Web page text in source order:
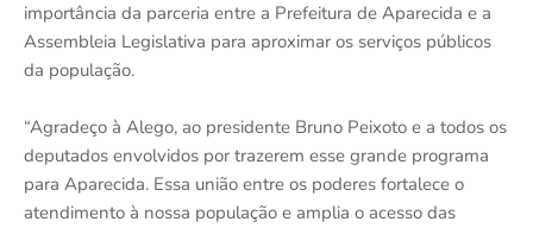
importância da parceria entre a Prefeitura de Aparecida e a
Assembleia Legislativa para aproximar os serviços públicos
da população.
“Agradeço à Alego, ao presidente Bruno Peixoto e a todos os
deputados envolvidos por trazerem esse grande programa
para Aparecida. Essa união entre os poderes fortalece o
atendimento à nossa população e amplia o acesso das